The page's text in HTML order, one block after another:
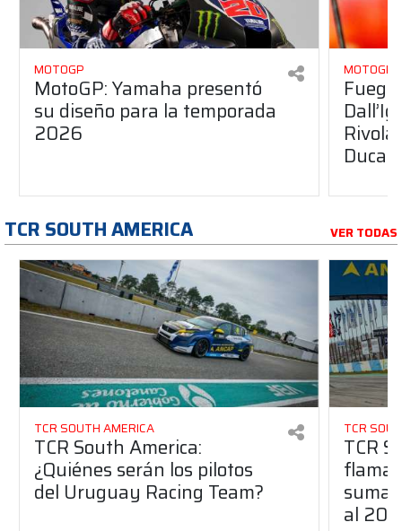
MOTOGP
MotoGP: Yamaha presentó
su diseño para la temporada
2026
MOTOGP
Ducati
TCR SOUTH AMERICA VER TODAS
TCR SOUTH AMERICA
TCR South America:
¿Quiénes serán los pilotos
del Uruguay Racing Team?
TCR
TCR
suma
al